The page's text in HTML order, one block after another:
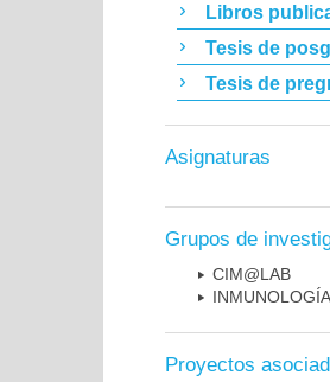
Libros
Tesis de
Tesis de
Asignaturas
Grupos de
CIM@LAB
Proyectos